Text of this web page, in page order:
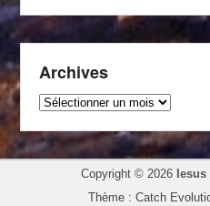
Archives
Archives
Copyright © 2026
Thème : Catch